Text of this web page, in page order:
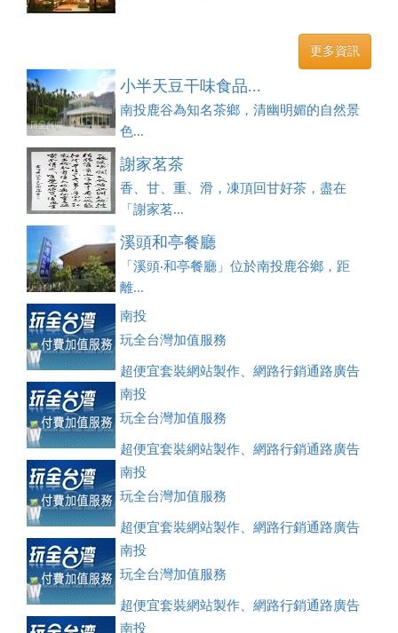
更多資訊
小半天豆干味食品...
南投鹿谷為知名茶鄉，清幽明媚的自然景
色...
謝家茗茶
香、甘、重、滑，凍頂回甘好茶，盡在
「謝家茗...
溪頭和亭餐廳
「溪頭‧和亭餐廳」位於南投鹿谷鄉，距
離...
南投
玩全台灣加值服務
超便宜套裝網站製作、網路行銷通路廣告
刊登、訂房系統、客房委託旅行社銷售，全面優惠中....
南投
玩全台灣加值服務
超便宜套裝網站製作、網路行銷通路廣告
刊登、訂房系統、客房委託旅行社銷售，全面優惠中....
南投
玩全台灣加值服務
超便宜套裝網站製作、網路行銷通路廣告
刊登、訂房系統、客房委託旅行社銷售，全面優惠中....
南投
玩全台灣加值服務
超便宜套裝網站製作、網路行銷通路廣告
刊登、訂房系統、客房委託旅行社銷售，全面優惠中....
南投